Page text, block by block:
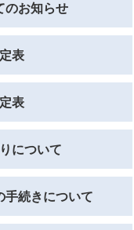
のお知らせ
表
表
について
手続きについて